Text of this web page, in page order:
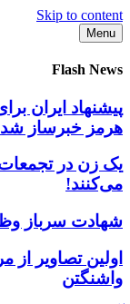
Skip to content
Menu
Flash News
پیشنهاد ایران
هرمز خبرساز شد
یک زن در
می‌کنند!
شهادت سرباز
اولین تصاویر از
واشنگتن